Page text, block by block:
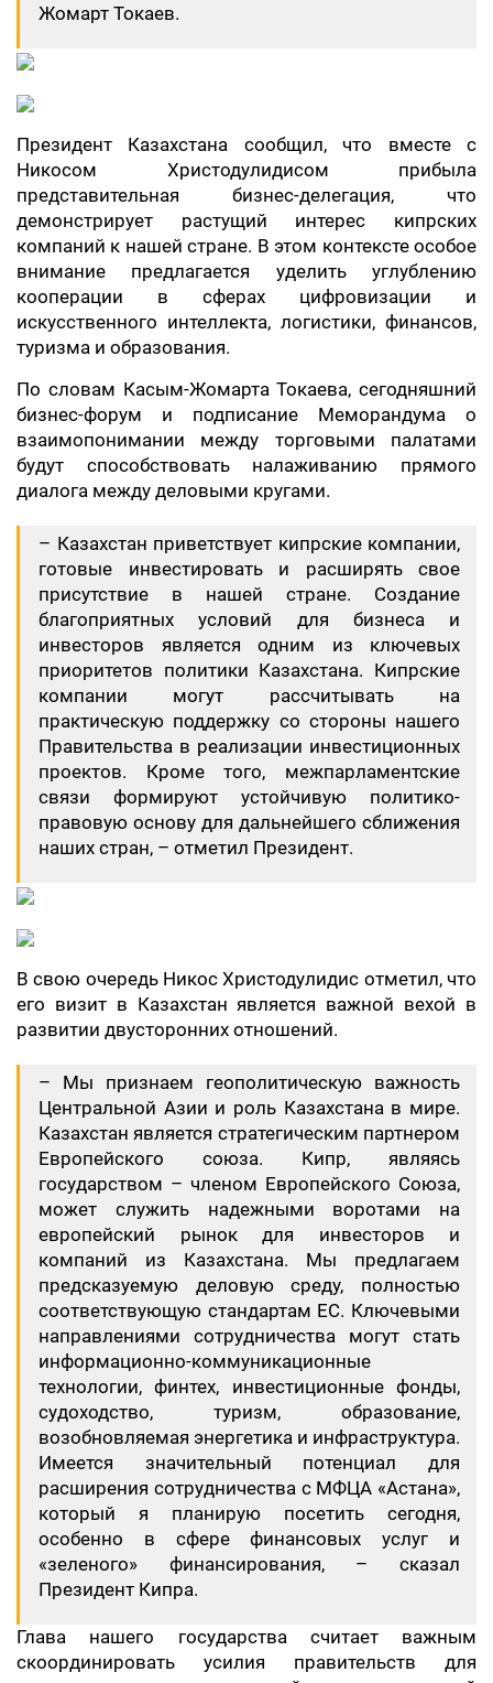
Жомарт Токаев.
Президент Казахстана сообщил, что вместе с
Никосом Христодулидисом прибыла
представительная бизнес-делегация, что
демонстрирует растущий интерес кипрских
компаний к нашей стране. В этом контексте особое
внимание предлагается уделить углублению
кооперации в сферах цифровизации и
искусственного интеллекта, логистики, финансов,
туризма и образования.
По словам Касым-Жомарта Токаева, сегодняшний
бизнес-форум и подписание Меморандума о
взаимопонимании между торговыми палатами
будут способствовать налаживанию прямого
диалога между деловыми кругами.
– Казахстан приветствует кипрские компании,
готовые инвестировать и расширять свое
присутствие в нашей стране. Создание
благоприятных условий для бизнеса и
инвесторов является одним из ключевых
приоритетов политики Казахстана. Кипрские
компании могут рассчитывать на
практическую поддержку со стороны нашего
Правительства в реализации инвестиционных
проектов. Кроме того, межпарламентские
связи формируют устойчивую политико-
правовую основу для дальнейшего сближения
наших стран, – отметил Президент.
В свою очередь Никос Христодулидис отметил, что
его визит в Казахстан является важной вехой в
развитии двусторонних отношений.
– Мы признаем геополитическую важность
Центральной Азии и роль Казахстана в мире.
Казахстан является стратегическим партнером
Европейского союза. Кипр, являясь
государством – членом Европейского Союза,
может служить надежными воротами на
европейский рынок для инвесторов и
компаний из Казахстана. Мы предлагаем
предсказуемую деловую среду, полностью
соответствующую стандартам ЕС. Ключевыми
направлениями сотрудничества могут стать
информационно-коммуникационные
технологии, финтех, инвестиционные фонды,
судоходство, туризм, образование,
возобновляемая энергетика и инфраструктура.
Имеется значительный потенциал для
расширения сотрудничества с МФЦА «Астана»,
который я планирую посетить сегодня,
особенно в сфере финансовых услуг и
«зеленого» финансирования, – сказал
Президент Кипра.
Глава нашего государства считает важным
скоординировать усилия правительств для